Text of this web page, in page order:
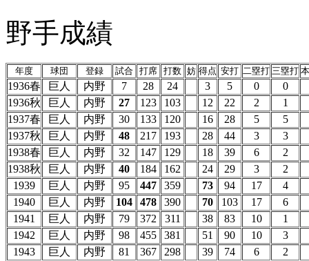
野手成績
年度 球団 登録 試合 打席 打数 妨 得点 安打 二塁打 三塁打
1936春 巨人 内野 7 28 24 3 5 0
0
1936秋
巨人 内野 27 123 103 12 22 2
1
1937春
巨人 内野 30 133 120 16 28 5
5
1937秋
巨人 内野 48 217 193 28 44 3
3
1938春
巨人 内野 32 147 129 18 39 6
2
1938秋
巨人 内野 40 184 162 24 29 3
2
1939
巨人 内野 95 447 359 73 94 17
4
1940
巨人 内野 104 478 390 70 103 17
6
1941
巨人 内野 79 372 311 38 83 10
1
1942
巨人 内野 98 455 381 51 90 10
3
1943
巨人 内野 81 367 298 39 74 6
2